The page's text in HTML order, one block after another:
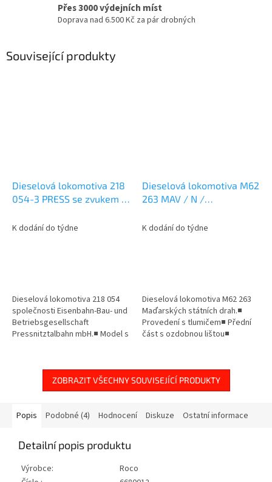
Přes 3000 výdejních míst
Doprava nad 6.500 Kč za pár drobných
Související produkty
Dieselová lokomotiva 218
054-3 PRESS se zvukem /
K dodání do týdne
Dieselová lokomotiva 218 054
společnosti Eisenbahn-Bau- und
Betriebsgesellschaft
Pressnitztalbahn mbH.■ Model s
Přepínatelné...
Dieselová lokomotiva M62
263 MAV / N /
K dodání do týdne
Dieselová lokomotiva M62 263
Maďarských státních drah.■
Provedení s tlumičem■ Přední
část s ozdobnou lištou■
v...
ZOBRAZIT VŠECHNY SOUVISEJÍCÍ PRODUKTY
Popis Podobné (4) Hodnocení Diskuze Ostatní informace
Detailní popis produktu
Výrobce:
Roco